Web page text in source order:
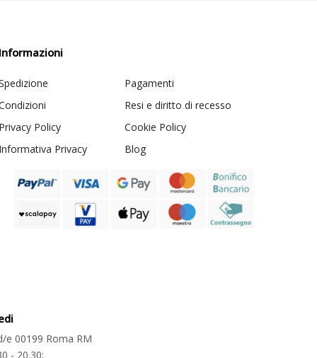
Pagamenti
Resi e diritto di recesso
Policy
Cookie Policy
Privacy
Blog
e 00199 Roma RM
- 20.30;